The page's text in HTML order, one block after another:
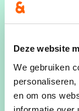
Deze website
We gebruiken
en om ons
discussie in
moet in de
ontward